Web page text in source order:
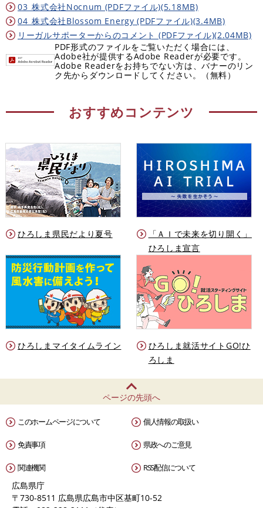
03_株式会社Nocnum (PDFファイル)(5.18MB)
04_株式会社Blossom Energy (PDFファイル)(3.4MB)
リーガルサポーターからのコメント (PDFファイル)(2.04MB)
PDF形式のファイルをご覧いただく場合には、
Adobe社が提供するAdobe Readerが必要です。
Adobe Readerをお持ちでない方は、バナーのリン
ク先からダウンロードしてください。（無料）
おすすめコンテンツ
ひろしま県民だより夏号
「ＡＩで未来を切り開く」
ひろしま宣言
ひろしまマイタイムライン
ひろしま就活サイトGO!ひ
ろしま
ページの先頭へ
このホームページについて 個人情報の取扱い
免責事項 県政へのご意見
関連機関 RSS配信について
広島県庁
〒730-8511 広島県広島市中区基町10-52